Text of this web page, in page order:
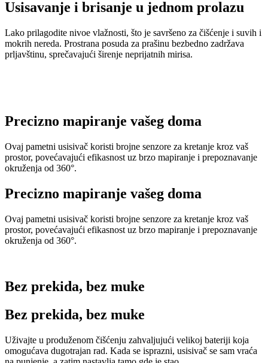
Usisavanje i brisanje u jednom prolazu
Lako prilagodite nivoe vlažnosti, što je savršeno za čišćenje i suvih i
mokrih nereda. Prostrana posuda za prašinu bezbedno zadržava
prljavštinu, sprečavajući širenje neprijatnih mirisa.
Precizno mapiranje vašeg doma
Ovaj pametni usisivač koristi brojne senzore za kretanje kroz vaš
prostor, povećavajući efikasnost uz brzo mapiranje i prepoznavanje
okruženja od 360°.
Precizno mapiranje vašeg doma
Ovaj pametni usisivač koristi brojne senzore za kretanje kroz vaš
prostor, povećavajući efikasnost uz brzo mapiranje i prepoznavanje
okruženja od 360°.
Bez prekida, bez muke
Bez prekida, bez muke
Uživajte u produženom čišćenju zahvaljujući velikoj bateriji koja
omogućava dugotrajan rad. Kada se isprazni, usisivač se sam vraća